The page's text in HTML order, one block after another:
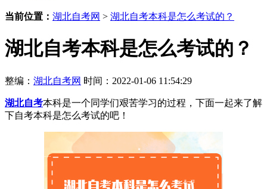
当前位置： 湖北自考网 > 湖北自考本科是怎么考试的？
湖北自考本科是怎么考试的？
整编： 湖北自考网 时间：2022-01-06 11:54:29
湖北自考本科是一个同学们艰苦学习的过程，下面一起来了解
下自考本科是怎么考试的吧！